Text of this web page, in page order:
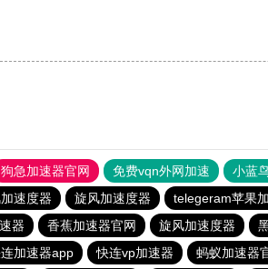
狗急加速器官网 免费vqn外网加速 小蓝
速度器 旋风加速度器 telegeram苹果
器 香蕉加速器官网 旋风加速度器
加速器app 快连vp加速器 蚂蚁加速器